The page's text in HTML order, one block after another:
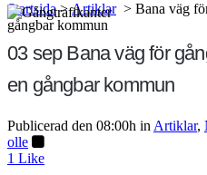
Startsida>Artiklar > Bana väg
gångbar kommun
03 sepBana väg för
en gångbar kommun
Publicerad den 08:00h in Artiklar,
olle
1 Like